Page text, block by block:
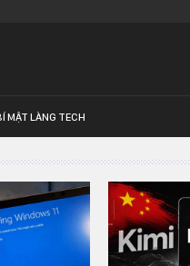
MẬT LÀNG TECH